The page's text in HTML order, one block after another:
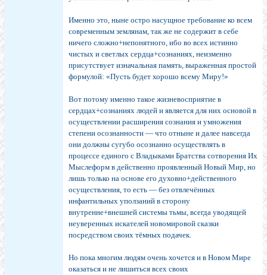
Именно это, ныне остро насущное требование ко всем
современным землянам, так же не содержит в себе
ничего сложно+непонятного, ибо во всех истинно
чистых и светлых сердца+сознаниях, неизменно
присутствует изначальная память, выраженная простой
формулой: «Пусть будет хорошо всему Миру!»
Вот потому именно такое жизневосприятие в
сердцах+сознаниях людей и является для них основой в
осуществлении расширения сознания и умножения
степени осознанности — что отныне и далее навсегда
они должны сугубо осознанно осуществлять в
процессе единого с Владыками Братства сотворения Их
Мыслеформ в действенно проявленный Новый Мир, но
лишь только на основе его духовно+действенного
осуществления, то есть — без отвлечённых
инфантильных уползаний в сторону
внутренне+внешней системы тьмы, всегда уводящей
неуверенных искателей новомировой сказки
посредством своих тёмных подачек.
Но пока многим людям очень хочется и в Новом Мире
оказаться и не лишиться всех своих